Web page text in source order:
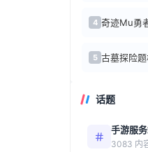
4
5 古墓探险
话题
手游服
3083 内